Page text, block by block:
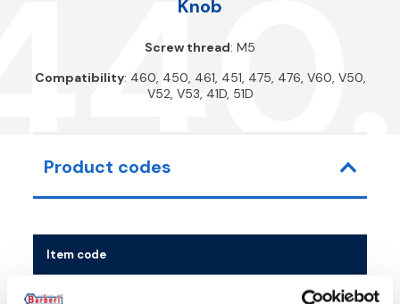
Knob
Screw thread: M5
Compatibility: 460, 450, 461, 451, 475, 476, V60, V50,
V52, V53, 41D, 51D
Product codes
Item code
440015011I